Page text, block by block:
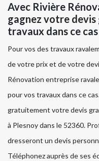
Avec Rivière
gagnez votre
travaux dans ce
Pour vos des travaux
de votre prix et de votre
Rénovation entreprise
pour vos travaux dans ce
gratuitement votre devis
à Plesnoy dans le 52360.
dresseront un devis
Téléphonez auprès de ses